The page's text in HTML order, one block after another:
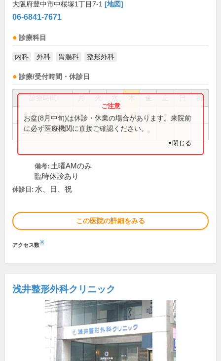
大阪府豊中市中桜塚1丁目7-1 [地図]
06-6841-7671
診療科目
内科 外科 胃腸科 整形外科
診療/受付時間・休診日
祝
9:00～12:00 ● ● ● ●
16:00～18:00 ● ● ●
お盆(8月中旬)は休診・休業の場合があります。来院前
に必ず医療機関に直接ご確認ください。
×閉じる
備考: 土曜AMのみ
臨時休診あり
休診日: 水、日、祝
この医院の詳細をみる
アクセス数※
浅井整形外科クリニック